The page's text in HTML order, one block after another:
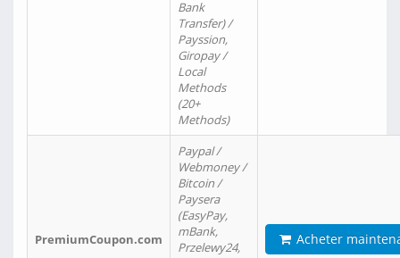
Bank
Transfer) /
Payssion,
Giropay /
Local
Methods
(20+
Methods)
PremiumCoupon.com
Paypal /
Webmoney /
Bitcoin /
Paysera
(EasyPay,
mBank,
Przelewy24,
Acheter